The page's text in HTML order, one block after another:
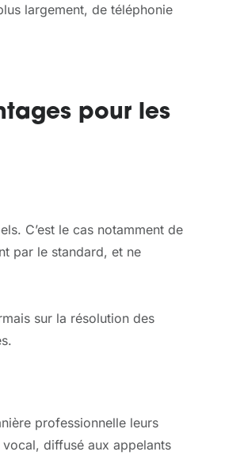
largement, de téléphonie
pour les
C’est le cas notamment de
par le standard, et ne
sur la résolution des
professionnelle leurs
diffusé aux appelants